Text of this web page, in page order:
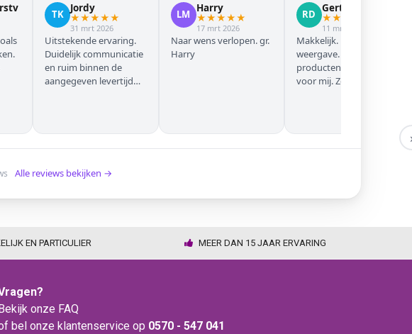
TK
Jordy
★★★★★
31 mrt 2026
Uitstekende ervaring.
Duidelijk communicatie
en ruim binnen de
aangegeven levertijd
LM
Harry
★★★★★
17 mrt 2026
Naar wens verlopen. gr.
Harry
RD
Gert Jan
★★
11 mrt 2026
Makkelijk. Mooie
weergave. Goede
producten. Eerste keer
voor mij. Zeker niet de
Alle reviews bekijken →
EN PARTICULIER MEER DAN 15 JAAR ERVARING
onze FAQ
bel onze klantenservice op 0570 - 547 041